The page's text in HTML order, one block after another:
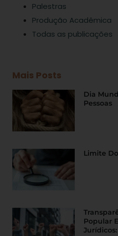
Palestras
Produção Acadêmica
Todas as publicações
Mais Posts
Dia
Pessoas
Limite
Popular